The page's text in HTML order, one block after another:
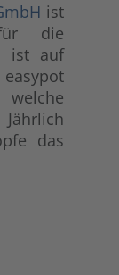
ist
die
ist auf
das